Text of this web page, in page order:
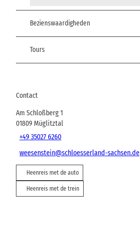
Bezienswaardigheden
Tours
Contact
Am Schloßberg 1
01809Müglitztal
+49 35027 6260
weesenstein@schloesserland-sachsen.de
Heenreis met de auto
Heenreis met de trein